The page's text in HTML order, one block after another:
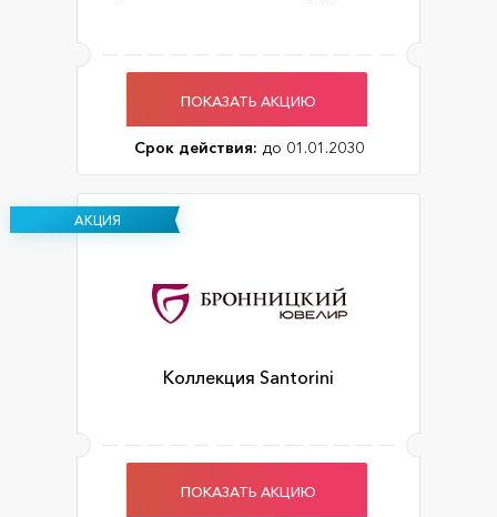
ПОКАЗАТЬ АКЦИЮ
Срок действия: до 01.01.2030
АКЦИЯ
Коллекция Santorini
ПОКАЗАТЬ АКЦИЮ